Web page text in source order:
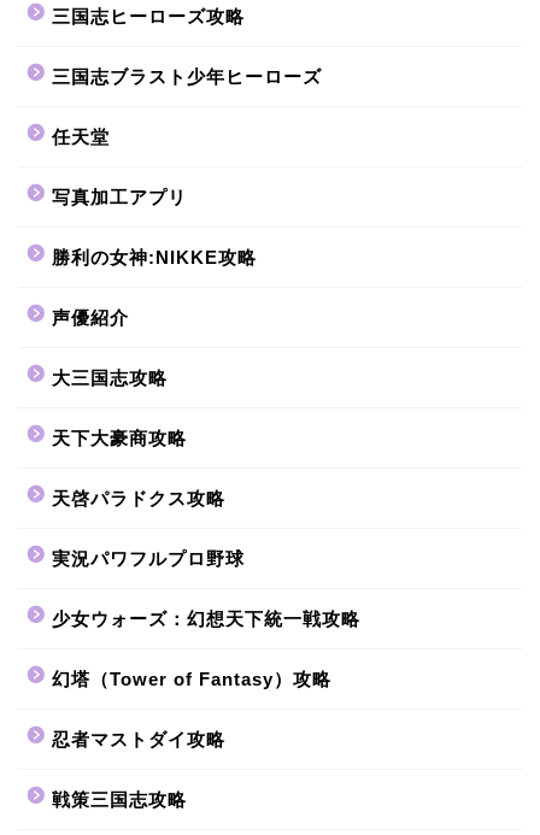
三国志ヒーローズ攻略
三国志ブラスト少年ヒーローズ
任天堂
写真加工アプリ
勝利の女神:NIKKE攻略
声優紹介
大三国志攻略
天下大豪商攻略
天啓パラドクス攻略
実況パワフルプロ野球
少女ウォーズ：幻想天下統一戦攻略
幻塔（Tower of Fantasy）攻略
忍者マストダイ攻略
戦策三国志攻略